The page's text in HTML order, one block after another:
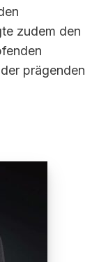
zudem den
prägenden